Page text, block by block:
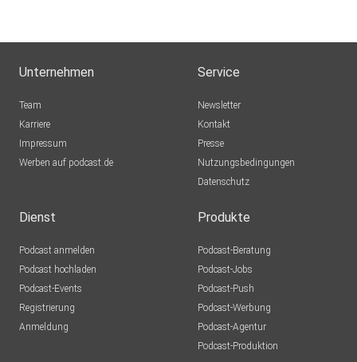
Unternehmen
Team
Karriere
Impressum
Werben auf podcast.de
Service
Newsletter
Kontakt
Presse
Nutzungsbedingungen
Datenschutz
Dienst
Podcast anmelden
Podcast hochladen
Podcast-Events
Registrierung
Anmeldung
Produkte
Podcast-Beratung
Podcast-Jobs
Podcast-Push
Podcast-Werbung
Podcast-Agentur
Podcast-Produktion